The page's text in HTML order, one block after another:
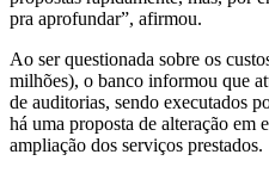
pra aprofundar”, afirmou.
Ao ser questionada sobre os
milhões), o banco informou que
de auditorias, sendo executados
há uma proposta de alteração em
ampliação dos serviços prestados.